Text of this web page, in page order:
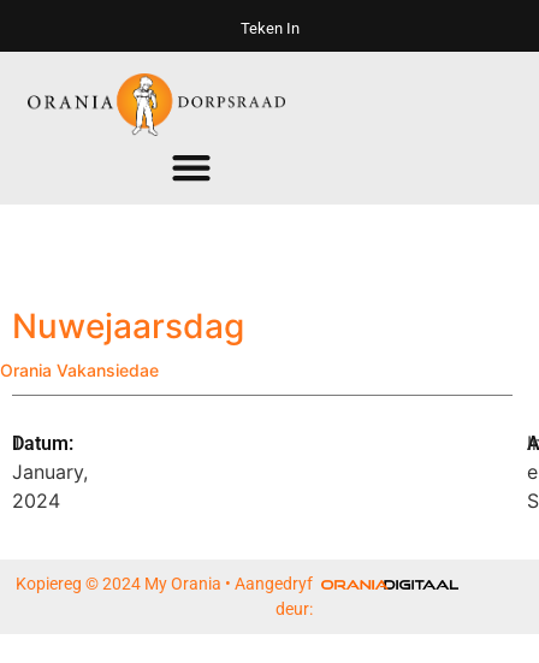
Teken In
Nuwejaarsdag
Orania Vakansiedae
Datum:
1
January,
2024
Kopiereg © 2024 My Orania • Aangedryf
deur: